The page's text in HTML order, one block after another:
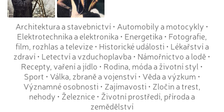
Architektura a stavebnictví• Automobily a motocykly •
Elektrotechnika a elektronika • Energetika • Fotografie,
film, rozhlas a televize• Historické události • Lékařství a
zdraví• Letectví a vzduchoplavba • Námořnictvo a lodě•
Recepty, vaření a jídlo • Rodina, móda a životní styl •
Sport • Válka, zbraně a vojenství• Věda a výzkum •
Významné osobnosti • Zajímavosti • Zločin a trest,
nehody • Železnice• Životní prostředí, příroda a
zemědělství